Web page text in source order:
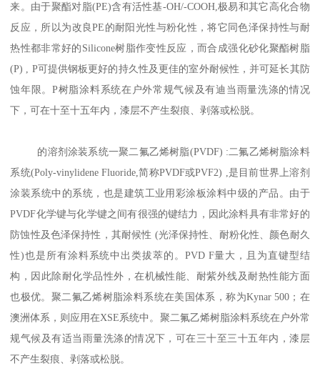
来。由于聚酯对脂(PE)含有活性基-OH/-COOH,极易和其它高化合物
反应，所以为改良PE的耐阳光性与粉化性，将它同色泽保持性与耐
热性都非常好的Silicone树脂作变性反应，而合成强化砂化聚酯树脂
(P) , P可提供钢板更好的持久性及更佳的室外耐候性，并可延长其防
蚀年限。P树脂涂料系统在户外常规气候及有迪当雨量洗涤的情况
下，可在十至十五年内，漆层不产生裂痕、剥落或松脱。
的溶剂涂装系统一聚二氟乙烯树脂(PVDF) :二氟乙烯树脂涂料
系统(Poly-vinylidene Fluoride,简称PVDF或PVF2) ,是目前世界上溶剂
涂装系统中的系统，也是建筑工业用彩涂板涂料中级的产品。由于
PVDF化学键与化学键之间有很强的键结力，因此涂料具有非常好的
防蚀性及色泽保持性，其耐候性 (光泽保持性、耐粉化性、颜色耐久
性)也是所有涂料系统中出类拔萃的。PVD F量大，且为直键型结
构，因此除耐化学品性外，在机械性能、耐紫外线及耐热性能方面
也极优。聚二氟乙烯树脂涂料系统在美国体系，称为Kynar 500；在
澳洲体系，则应用在XSE系统中。聚二氟乙烯树脂涂料系统在户外常
规气候及有适当雨量洗涤的情况下，可在三十至三十五年内，漆层
不产生裂痕、剥落或松脱。